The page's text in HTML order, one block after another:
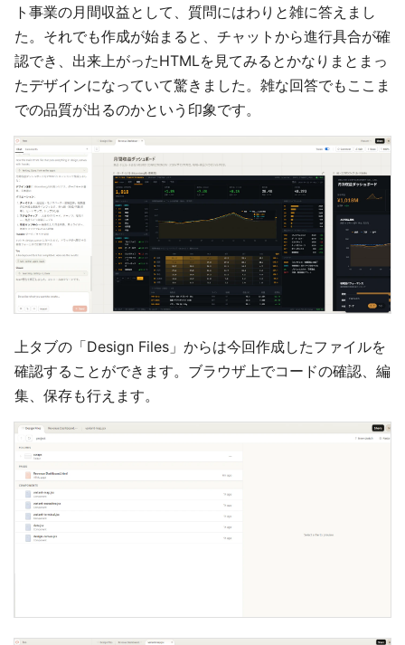
ト事業の月間収益として、質問にはわりと雑に答えまし
た。それでも作成が始まると、チャットから進行具合が確
認でき、出来上がったHTMLを見てみるとかなりまとまっ
たデザインになっていて驚きました。雑な回答でもここま
での品質が出るのかという印象です。
上タブの「Design Files」からは今回作成したファイルを
確認することができます。ブラウザ上でコードの確認、編
集、保存も行えます。